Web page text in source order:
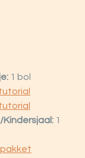
1 bol
1
pakket